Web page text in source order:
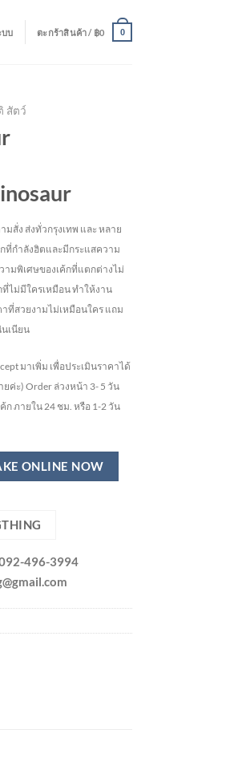
บบ ตะกร้าสินค้า / ฿0 0
สัตว์
มสั่ง ส่งทั่วกรุงเทพ และ หลาย
กที่กำลังฮิตและมีกระแสความ
มพิเศษของเค้กที่แตกต่างไม่
ที่ไม่มีใครเหมือน ทำให้งาน
ที่สวยงามไม่เหมือนใคร แถม
เนียน
มาเพิ่ม เพื่อประเมินราคาได้
ยค่ะ)Order ล่วงหน้า 3- 5 วัน
ภายใน 24 ชม. หรือ 1-2 วัน
ONLINE NOW
496-3994